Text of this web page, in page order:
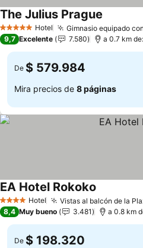
5 Estrellas Hotel Gimnasio equipado
The Julius Prague
9,7 Excelente 7.580 a 0.7 km
De $ 579.984
Mira precios de 8 páginas
4 EstrellasHotel Vistas al balcón de la
EA Hotel Rokoko
8,4 Muy bueno 3.481 a 0.8 km
De $ 198.320